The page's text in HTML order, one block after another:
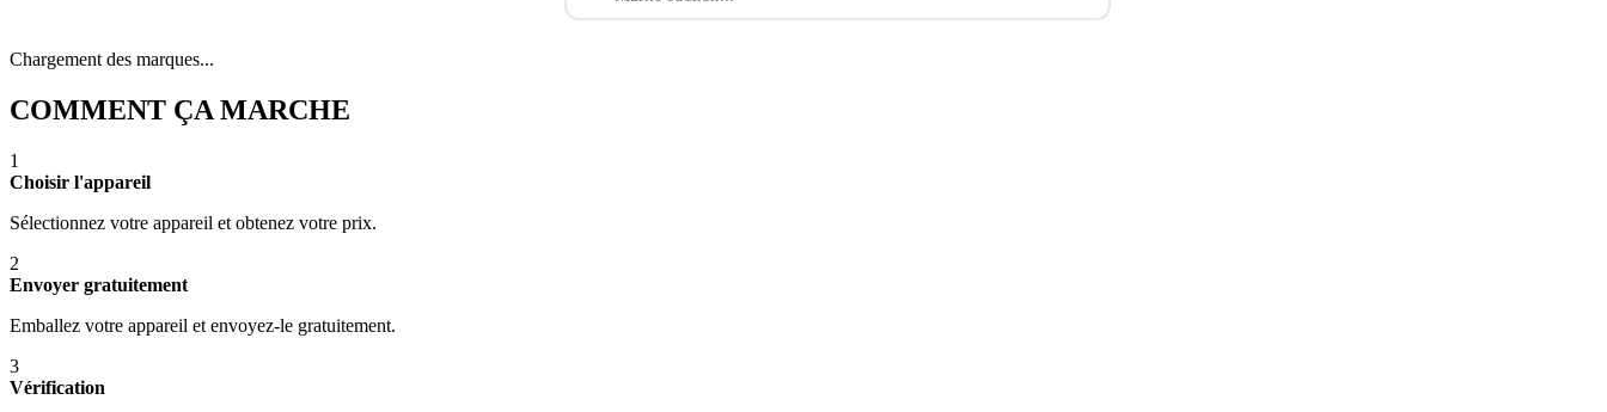
Chargement des marques...
COMMENT ÇA MARCHE
1
Choisir l'appareil
Sélectionnez votre appareil et obtenez votre prix.
2
Envoyer gratuitement
Emballez votre appareil et envoyez-le gratuitement.
3
Vérification